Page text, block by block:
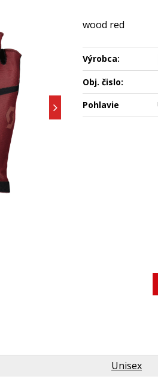
wood red
Výrobca:
Obj. čislo:
Pohlavie
Unisex